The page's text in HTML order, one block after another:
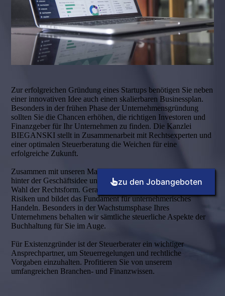
Zur erfolgreichen Gründung eines Startups benötigen Sie neben
einer innovativen Idee auch einen skalierbaren Businessplan.
Besonders in der frühen Phase der Unternehmensgründung
sollten Sie die Chancen erhöhen, die richtigen Investoren und
Finanzgeber für Ihr Unter­nehmen zu finden. Die Kanzlei
BIEGANSKI stellt in Zusammenarbeit mit Rechtsexperten und
einer optimalen Steuerberatung die Weichen für eine
erfolgreiche Zukunft.
Zusammen mit unseren Mandanten ermitteln wir das Potenzial
hinter der Geschäftsidee und entscheiden über die bestmögliche
Wahl der Rechtsform. Gerade diese Entscheidung birgt viele
Risiken und bildet das Fundament für unternehmerisches
Handeln. Besonders in der Wachstumsphase Ihres
Unternehmens behalten wir sämtliche steuerliche Aspekte der
Buchhaltung für Sie im Auge.
Für Existenzgründer ist der Steuerberater ein wichtiger
Ansprechpartner, um Steuer­regelungen und rechtliche
Vorgaben einzuhalten. Profitieren Sie von unserem
umfangreichen Branchen- und Finanzwissen.
zu den Jobangeboten